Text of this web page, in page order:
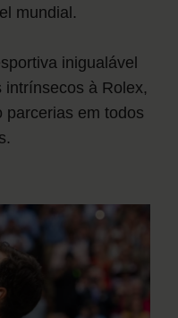
mundial.
inigualável
à Rolex,
parcerias em todos